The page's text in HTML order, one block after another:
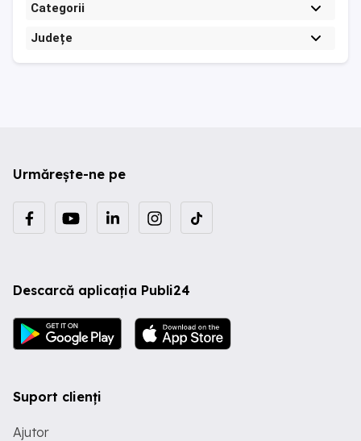
Categorii
Județe
Urmărește-ne pe
Descarcă aplicația Publi24
Suport clienți
Ajutor